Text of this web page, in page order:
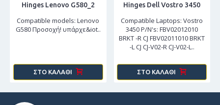
Hinges Lenovo G580_2
Compatible models: Lenovo
G580 Προσοχή! υπάρχε&iot..
ΣΤΟ ΚΑΛΆΘΙ
Hinges Dell Vostro 3450
Compatible Laptops: Vostro
3450 P/N's: FBV02012010
BRKT -R CJ FBV02011010 BRKT
-L CJ CJ-V02-R CJ-V02-L..
ΣΤΟ ΚΑΛΆΘΙ